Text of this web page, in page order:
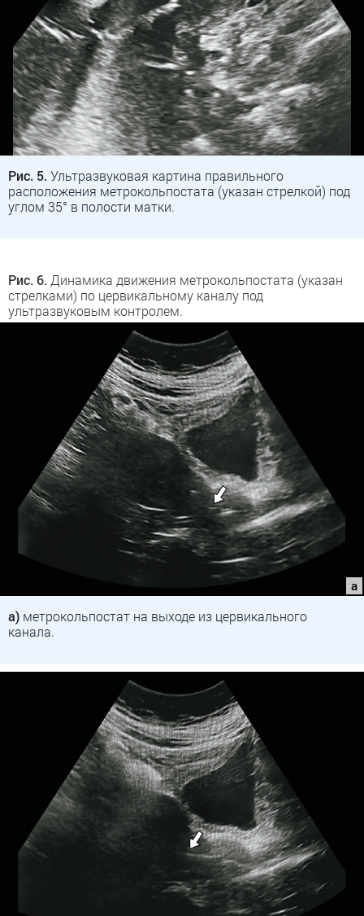
Рис. 5. Ультразвуковая картина правильного
расположения метрокольпостата (указан стрелкой) под
углом 35° в полости матки.
Рис. 6. Динамика движения метрокольпостата (указан
стрелками) по цервикальному каналу под
ультразвуковым контролем.
а) метрокольпостат на выходе из цервикального
канала.